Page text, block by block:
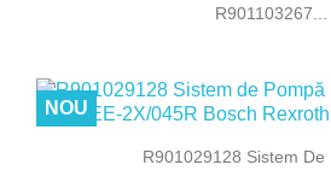
R901103267...
R901029128 Sistem De
NOU